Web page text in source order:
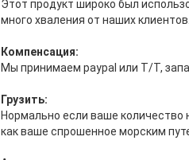
Этот продукт широко был
много хваления от наших клиентов.
Компенсация:
Мы принимаем paypal или T/T,
Грузить:
Нормально если ваше количество
как ваше спрошенное морским